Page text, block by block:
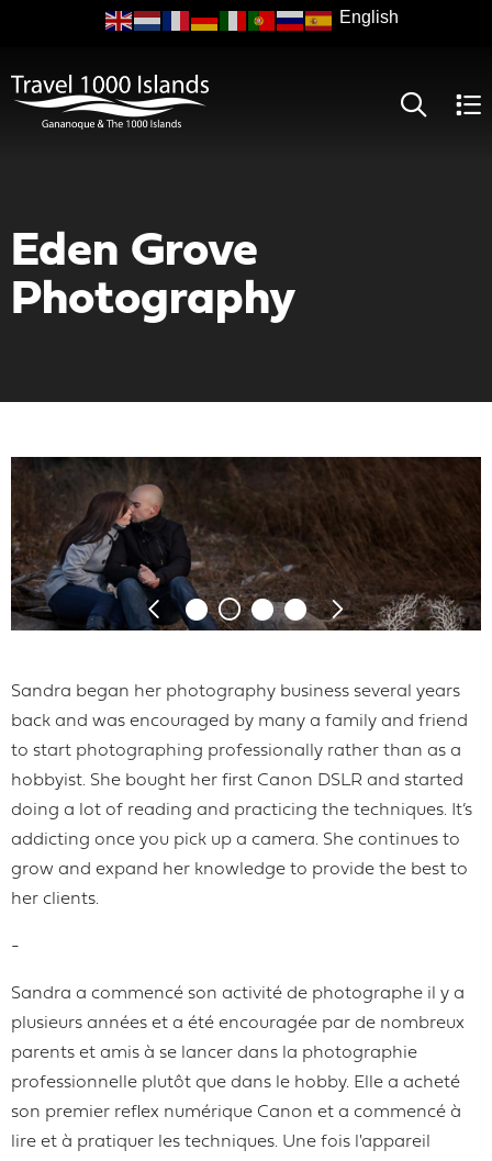
Eden Grove
Photography
Sandra began her photography business several years
back and was encouraged by many a family and friend
to start photographing professionally rather than as a
hobbyist. She bought her first Canon DSLR and started
doing a lot of reading and practicing the techniques. It’s
addicting once you pick up a camera. She continues to
grow and expand her knowledge to provide the best to
her clients.
-
Sandra a commencé son activité de photographe il y a
plusieurs années et a été encouragée par de nombreux
parents et amis à se lancer dans la photographie
professionnelle plutôt que dans le hobby. Elle a acheté
son premier reflex numérique Canon et a commencé à
lire et à pratiquer les techniques. Une fois l'appareil